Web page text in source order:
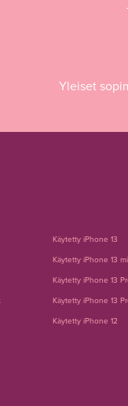
Yleiset
Käytetty iPhone 13
Käytetty iPhone 13
Käytetty iPhone 13
Käytetty iPhone 13
Käytetty iPhone 12